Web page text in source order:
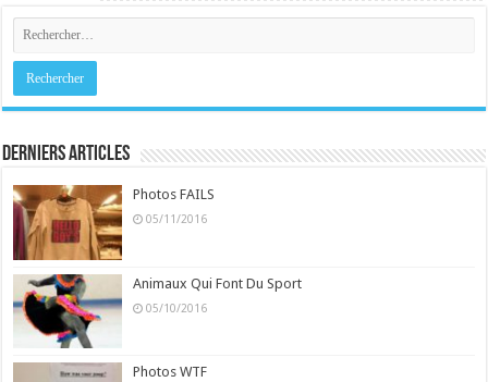
Derniers Articles
Photos FAILS
05/11/2016
Animaux Qui Font Du Sport
05/10/2016
Photos WTF